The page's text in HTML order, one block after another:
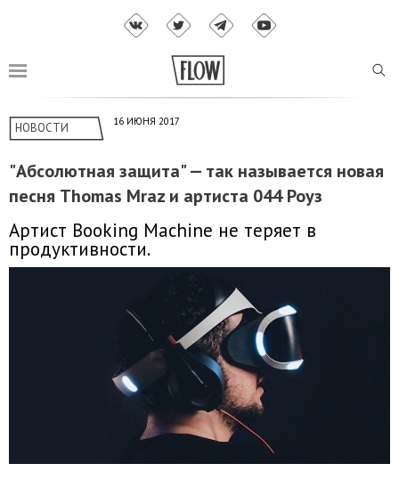
НОВОСТИ 16 ИЮНЯ 2017
"Абсолютная защита" — так называется новая
песня Thomas Mraz и артиста 044 Роуз
Артист Booking Machine не теряет в
продуктивности.